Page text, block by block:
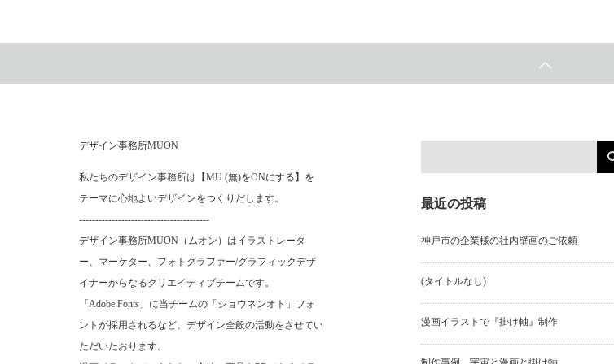
最近の投稿
神戸市の企業様の社内壁画のご依頼
(タイトルなし)
漫画イラストで『掛け軸』制作
デザイン事務所MUON
私たちのデザイン事務所は【MU (無)をONにする】を
テーマに心地よいデザインをつくりだします。
----------------------------------------
デザイン事務所MUON（ムオン）はイラストレータ
ー、マーケター、フォトグラファー/グラフィックデザ
イナーからなるクリエイティブチームです。
「Adobe Fonts」に当チームの「ショウネンオト」フォ
ントが採用されるなど、デザイン全般の活動をさせてい
ただいたおります。